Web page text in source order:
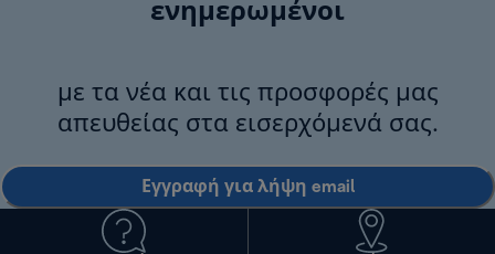
ενημερωμένοι
με τα νέα και τις προσφορές μας
απευθείας στα εισερχόμενά σας.
Εγγραφή για λήψη email